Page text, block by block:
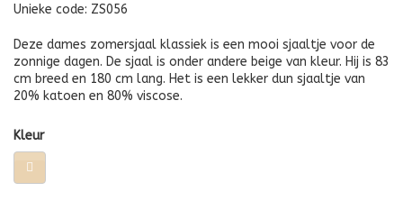
Unieke code: ZS056
Deze dames zomersjaal klassiek is een mooi sjaaltje voor de
zonnige dagen. De sjaal is onder andere beige van kleur. Hij is 83
cm breed en 180 cm lang. Het is een lekker dun sjaaltje van
20% katoen en 80% viscose.
Kleur